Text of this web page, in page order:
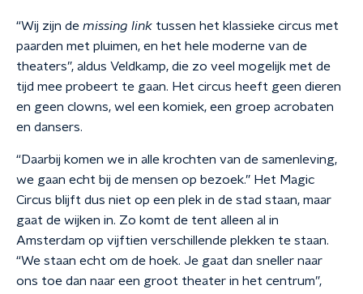
“Wij zijn de missing link tussen het klassieke circus met
paarden met pluimen, en het hele moderne van de
theaters”, aldus Veldkamp, die zo veel mogelijk met de
tijd mee probeert te gaan. Het circus heeft geen dieren
en geen clowns, wel een komiek, een groep acrobaten
en dansers.
“Daarbij komen we in alle krochten van de samenleving,
we gaan echt bij de mensen op bezoek.” Het Magic
Circus blijft dus niet op een plek in de stad staan, maar
gaat de wijken in. Zo komt de tent alleen al in
Amsterdam op vijftien verschillende plekken te staan.
“We staan echt om de hoek. Je gaat dan sneller naar
ons toe dan naar een groot theater in het centrum”,